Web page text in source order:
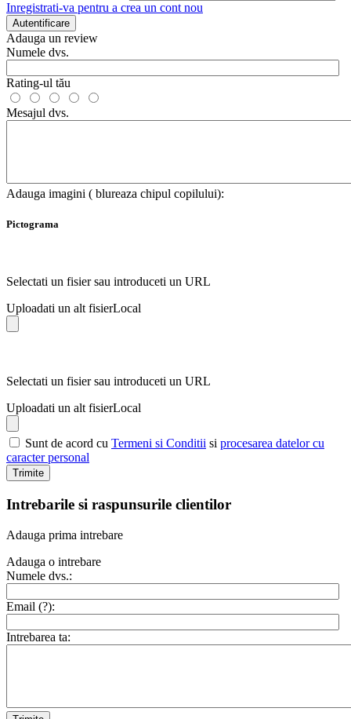
Inregistrati-va pentru a crea un cont nou
Autentificare
Adauga un review
Numele dvs.
Rating-ul tău
Mesajul dvs.
Adauga imagini ( blureaza chipul copilului):
Pictograma
Selectati un fisier sau introduceti un URL
Uploadati un alt fisierLocal
Selectati un fisier sau introduceti un URL
Uploadati un alt fisierLocal
Sunt de acord cu Termeni si Conditii si procesarea datelor cu
caracter personal
Trimite
Intrebarile si raspunsurile clientilor
Adauga prima intrebare
Adauga o intrebare
Numele dvs.:
Email (?):
Intrebarea ta: